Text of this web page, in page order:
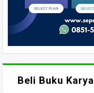
Beli Buku